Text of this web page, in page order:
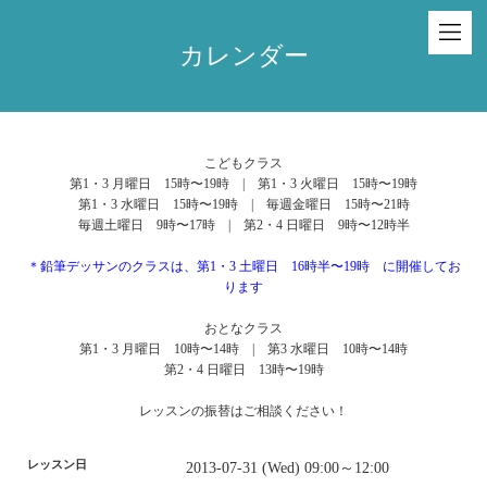
カレンダー
こどもクラス
第1・3 月曜日 15時〜19時 | 第1・3 火曜日 15時〜19時
第1・3 水曜日 15時〜19時 | 毎週金曜日 15時〜21時
毎週土曜日 9時〜17時 | 第2・4 日曜日 9時〜12時半
＊鉛筆デッサンのクラスは、第1・3 土曜日 16時半〜19時 に開催してお
ります
おとなクラス
第1・3 月曜日 10時〜14時 | 第3 水曜日 10時〜14時
第2・4 日曜日 13時〜19時
レッスンの振替はご相談ください！
レッスン日 2013-07-31 (Wed) 09:00～12:00